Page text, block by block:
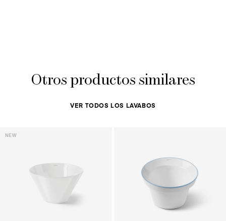
Otros productos similares
VER TODOS LOS LAVABOS
NEW